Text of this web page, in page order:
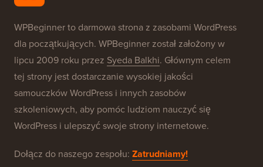
WPBeginner to darmowa strona z zasobami WordPress
dla początkujących. WPBeginner został założony w
lipcu 2009 roku przez Syeda Balkhi. Głównym celem
tej strony jest dostarczanie wysokiej jakości
samouczków WordPress i innych zasobów
szkoleniowych, aby pomóc ludziom nauczyć się
WordPress i ulepszyć swoje strony internetowe.
Dołącz do naszego zespołu: Zatrudniamy!